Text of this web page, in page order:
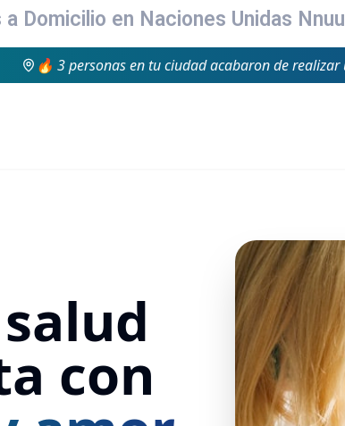
Domicilio en Naciones Unidas Nnuu